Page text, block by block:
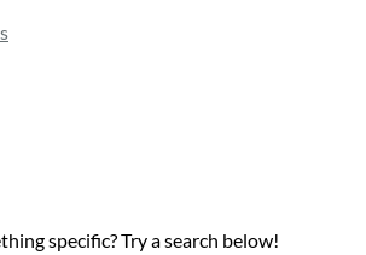
specific? Try a search below!